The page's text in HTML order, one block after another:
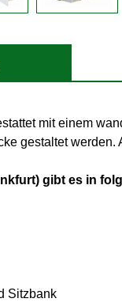
mit einem
gestaltet
gibt es in
Sitzbank